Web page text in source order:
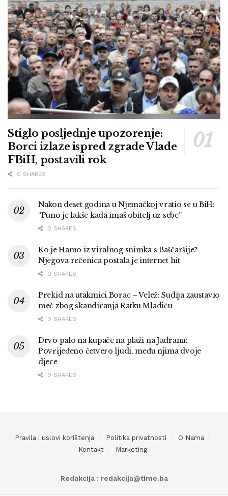
Stiglo posljednje upozorenje:
Borci izlaze ispred zgrade Vlade
FBiH, postavili rok
0 SHARES
Nakon deset godina u Njemačkoj vratio se u BiH:
“Puno je lakše kada imaš obitelj uz sebe”
0 SHARES
Ko je Hamo iz viralnog snimka s Baščaršije?
Njegova rečenica postala je internet hit
0 SHARES
Prekid na utakmici Borac – Velež: Sudija zaustavio
meč zbog skandiranja Ratku Mladiću
0 SHARES
Drvo palo na kupače na plaži na Jadranu:
Povrijeđeno četvero ljudi, među njima dvoje
djece
0 SHARES
Pravila i uslovi korištenja Politika privatnosti
O Nama
Kontakt
Marketing
Redakcija : redakcija@time.ba